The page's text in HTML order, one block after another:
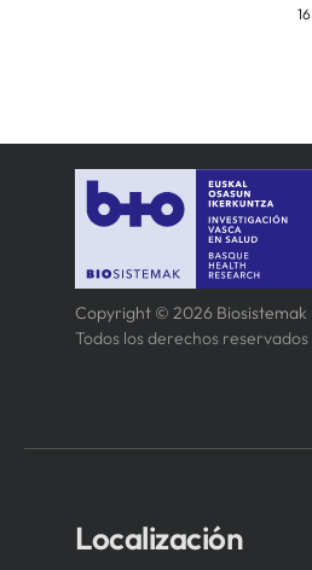
Copyright © 2026 Biosistemak
Todos los derechos reservados
Localización